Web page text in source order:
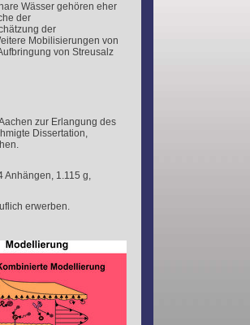
Wässer gehören eher
der
der
Mobilisierungen von
von Streusalz
zur Erlangung des
Dissertation,
Anhängen, 1.115 g,
erwerben.